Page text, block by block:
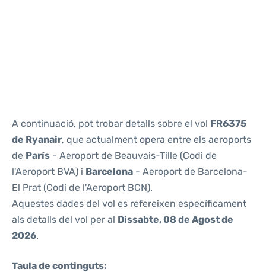
A continuació, pot trobar detalls sobre el vol FR6375
de Ryanair, que actualment opera entre els aeroports
de París - Aeroport de Beauvais-Tille (Codi de
l'Aeroport BVA) i Barcelona - Aeroport de Barcelona-
El Prat (Codi de l'Aeroport BCN).
Aquestes dades del vol es refereixen específicament
als detalls del vol per al Dissabte, 08 de Agost de
2026.
Taula de continguts: